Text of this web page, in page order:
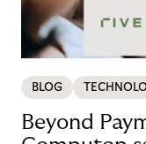
BLOG
Beyond